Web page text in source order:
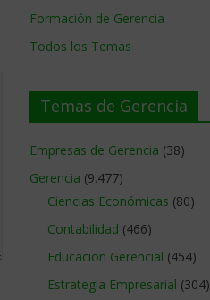
Formación de Gerencia
Todos los Temas
Temas de Gerencia
Empresas de Gerencia (38)
Gerencia (9.477)
Ciencias Económicas (80)
Contabilidad (466)
Educacion Gerencial (454)
Estrategia Empresarial (304)